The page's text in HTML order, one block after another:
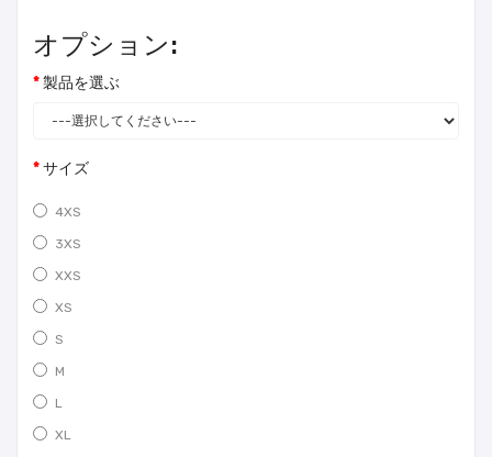
オプション:
製品を選ぶ
サイズ
4XS
3XS
XXS
XS
S
M
L
XL